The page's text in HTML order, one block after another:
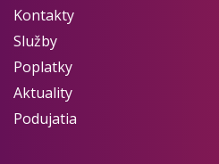
Kontakty
Služby
Poplatky
Aktuality
Podujatia